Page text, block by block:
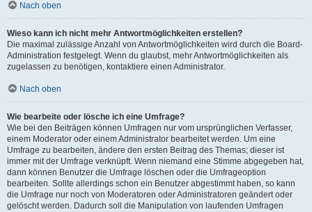
Nach oben
Wieso kann ich nicht mehr Antwortmöglichkeiten erstellen?
Die maximal zulässige Anzahl von Antwortmöglichkeiten wird durch die Board-
Administration festgelegt. Wenn du glaubst, mehr Antwortmöglichkeiten als
zugelassen zu benötigen, kontaktiere einen Administrator.
Nach oben
Wie bearbeite oder lösche ich eine Umfrage?
Wie bei den Beiträgen können Umfragen nur vom ursprünglichen Verfasser,
einem Moderator oder einem Administrator bearbeitet werden. Um eine
Umfrage zu bearbeiten, ändere den ersten Beitrag des Themas; dieser ist
immer mit der Umfrage verknüpft. Wenn niemand eine Stimme abgegeben hat,
dann können Benutzer die Umfrage löschen oder die Umfrageoption
bearbeiten. Sollte allerdings schon ein Benutzer abgestimmt haben, so kann
die Umfrage nur noch von Moderatoren oder Administratoren geändert oder
gelöscht werden. Dadurch soll die Manipulation von laufenden Umfragen